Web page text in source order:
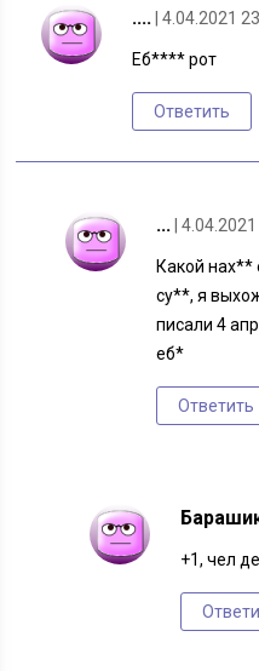
.... | 4.04.2021
Еб**** рот
Ответить
... |
Какой нах**
су**, я
писали 4
еб*
Ответить
+1, чел